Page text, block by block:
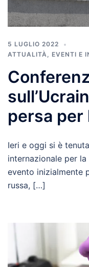
5 LUGLIO 2022
ATTUALITÀ
EVENTI E
persa per
Ieri e oggi si è
internazionale per
evento inizialmente
russa, […]